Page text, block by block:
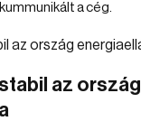
a cég.
az ország